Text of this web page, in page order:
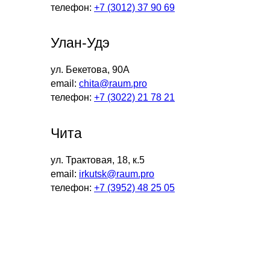
телефон: +7 (3012) 37 90 69
Улан-Удэ
ул. Бекетова, 90А
email: chita@raum.pro
телефон: +7 (3022) 21 78 21
ул. Трактовая, 18, к.5
email: irkutsk@raum.pro
телефон: +7 (3952) 48 25 05
Чита